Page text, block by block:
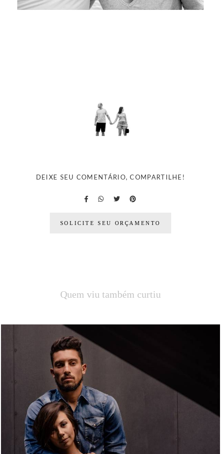
DEIXE SEU COMENTÁRIO, COMPARTILHE!
SOLICITE SEU ORÇAMENTO
Quem viu também curtiu